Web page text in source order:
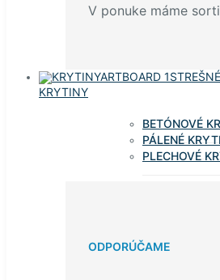
V ponuke máme
STREŠNÉ
KRYTINY
BETÓNOVÉ
PÁLENÉ
PLECHOVÉ
ODPORÚČAME